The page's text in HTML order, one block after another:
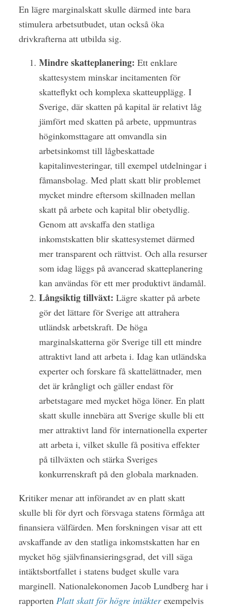
En lägre marginalskatt skulle därmed inte bara
stimulera arbetsutbudet, utan också öka
drivkrafterna att utbilda sig.
Mindre skatteplanering: Ett enklare
skattesystem minskar incitamenten för
skatteflykt och komplexa skatteupplägg. I
Sverige, där skatten på kapital är relativt låg
jämfört med skatten på arbete, uppmuntras
höginkomsttagare att omvandla sin
arbetsinkomst till lågbeskattade
kapitalinvesteringar, till exempel utdelningar i
fåmansbolag. Med platt skatt blir problemet
mycket mindre eftersom skillnaden mellan
skatt på arbete och kapital blir obetydlig.
Genom att avskaffa den statliga
inkomstskatten blir skattesystemet därmed
mer transparent och rättvist. Och alla resurser
som idag läggs på avancerad skatteplanering
kan användas för ett mer produktivt ändamål.
Långsiktig tillväxt: Lägre skatter på arbete
gör det lättare för Sverige att attrahera
utländsk arbetskraft. De höga
marginalskatterna gör Sverige till ett mindre
attraktivt land att arbeta i. Idag kan utländska
experter och forskare få skattelättnader, men
det är krångligt och gäller endast för
arbetstagare med mycket höga löner. En platt
skatt skulle innebära att Sverige skulle bli ett
mer attraktivt land för internationella experter
att arbeta i, vilket skulle få positiva effekter
på tillväxten och stärka Sveriges
konkurrenskraft på den globala marknaden.
Kritiker menar att införandet av en platt skatt
skulle bli för dyrt och försvaga statens förmåga att
finansiera välfärden. Men forskningen visar att ett
avskaffande av den statliga inkomstskatten har en
mycket hög självfinansieringsgrad, det vill säga
intäktsbortfallet i statens budget skulle vara
marginell. Nationalekonomen Jacob Lundberg har i
rapporten Platt skatt för högre intäkterexempelvis